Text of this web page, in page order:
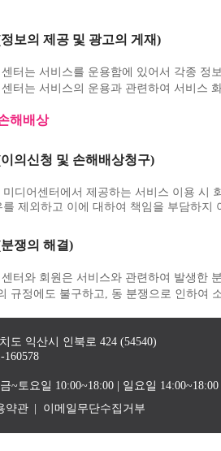
보의 제공 및 광고의 게재)
터는 서비스를 운용함에 있어서 각종 정
터는 서비스의 운용과 관련하여 서비스
해배상
의신청 및 손해배상청구)
미디어센터에서 제공하는 서비스 이용 시
를 제외하고 이에 대하여 책임을 부담하지
쟁의 해결)
터와 회원은 서비스와 관련하여 발생한
규정에도 불구하고, 동 분쟁으로 인하여
도 익산시 인북로 424 (54540)
160578
~토요일 10:00~18:00 | 일요일
약관 이메일무단수집거부